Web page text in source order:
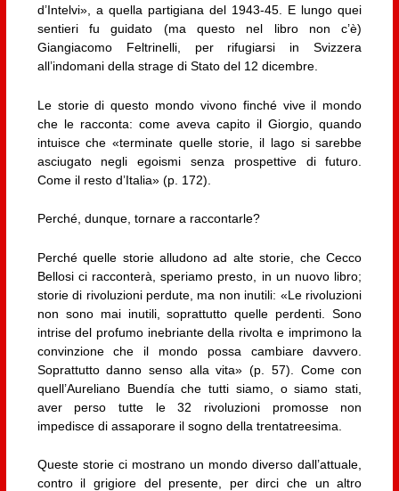
d’Intelvi», a quella partigiana del 1943-45. E lungo quei
sentieri fu guidato (ma questo nel libro non c’è)
Giangiacomo Feltrinelli, per rifugiarsi in Svizzera
all’indomani della strage di Stato del 12 dicembre.
Le storie di questo mondo vivono finché vive il mondo
che le racconta: come aveva capito il Giorgio, quando
intuisce che «terminate quelle storie, il lago si sarebbe
asciugato negli egoismi senza prospettive di futuro.
Come il resto d’Italia» (p. 172).
Perché, dunque, tornare a raccontarle?
Perché quelle storie alludono ad alte storie, che Cecco
Bellosi ci racconterà, speriamo presto, in un nuovo libro;
storie di rivoluzioni perdute, ma non inutili: «Le rivoluzioni
non sono mai inutili, soprattutto quelle perdenti. Sono
intrise del profumo inebriante della rivolta e imprimono la
convinzione che il mondo possa cambiare davvero.
Soprattutto danno senso alla vita» (p. 57). Come con
quell’Aureliano Buendía che tutti siamo, o siamo stati,
aver perso tutte le 32 rivoluzioni promosse non
impedisce di assaporare il sogno della trentatreesima.
Queste storie ci mostrano un mondo diverso dall’attuale,
contro il grigiore del presente, per dirci che un altro